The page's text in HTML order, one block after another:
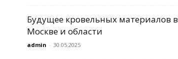
Будущее кровельных материалов в
Москве и области
admin - 30.05.2025